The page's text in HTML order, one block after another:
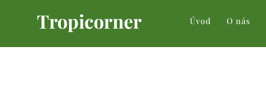
Tropicorner Úvod O nás